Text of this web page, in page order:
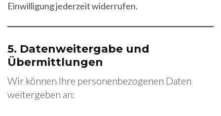
Einwilligung jederzeit widerrufen.
5. Datenweitergabe und
Übermittlungen
Wir können Ihre personenbezogenen Daten
weitergeben an: